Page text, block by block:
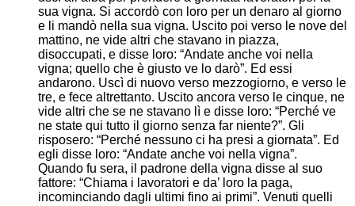
sua vigna. Si accordò con loro per un denaro al giorno
e li mandò nella sua vigna. Uscito poi verso le nove del
mattino, ne vide altri che stavano in piazza,
disoccupati, e disse loro: “Andate anche voi nella
vigna; quello che è giusto ve lo darò”. Ed essi
andarono. Uscì di nuovo verso mezzogiorno, e verso le
tre, e fece altrettanto. Uscito ancora verso le cinque, ne
vide altri che se ne stavano lì e disse loro: “Perché ve
ne state qui tutto il giorno senza far niente?”. Gli
risposero: “Perché nessuno ci ha presi a giornata”. Ed
egli disse loro: “Andate anche voi nella vigna”.
Quando fu sera, il padrone della vigna disse al suo
fattore: “Chiama i lavoratori e da’ loro la paga,
incominciando dagli ultimi fino ai primi”. Venuti quelli